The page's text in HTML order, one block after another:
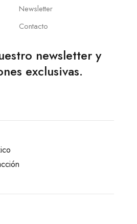
Newsletter
Contacto
newsletter y
exclusivas.